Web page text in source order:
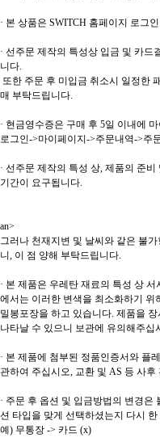
· 본 상품은 SWITCH 홈페이지 로그
· 선주문 제작의 특성상 입금 및 카
니다.
또한 주문 후 미입금 취소시 일정한
매 부탁드립니다.
· 현금영수증은 구매 후 5일 이내에
로그인->마이페이지->주문내역->주
· 선주문 제작의 특성 상, 제품의 준
기간이 요구됩니다.
an>
그러나 천재지변 및 날씨와 같은 불
니, 이 점 양해 부탁드립니다.
· 본 제품은 우레탄 재료의 특성 상
에서는 이러한 변색을 최소화하기 위
밀봉포장을 하고 있습니다. 제품을
나타날 수 있으니 보관에 유의해주십
· 본 제품에 첨부된 정품인증서와 플
관하여 주십시오, 교환 및 AS 등 사
· 주문 후 옵션 및 입금방법의 변경
션 타입을 맞게 선택하셨는지 다시
예) 무통장 -> 카드 (x)